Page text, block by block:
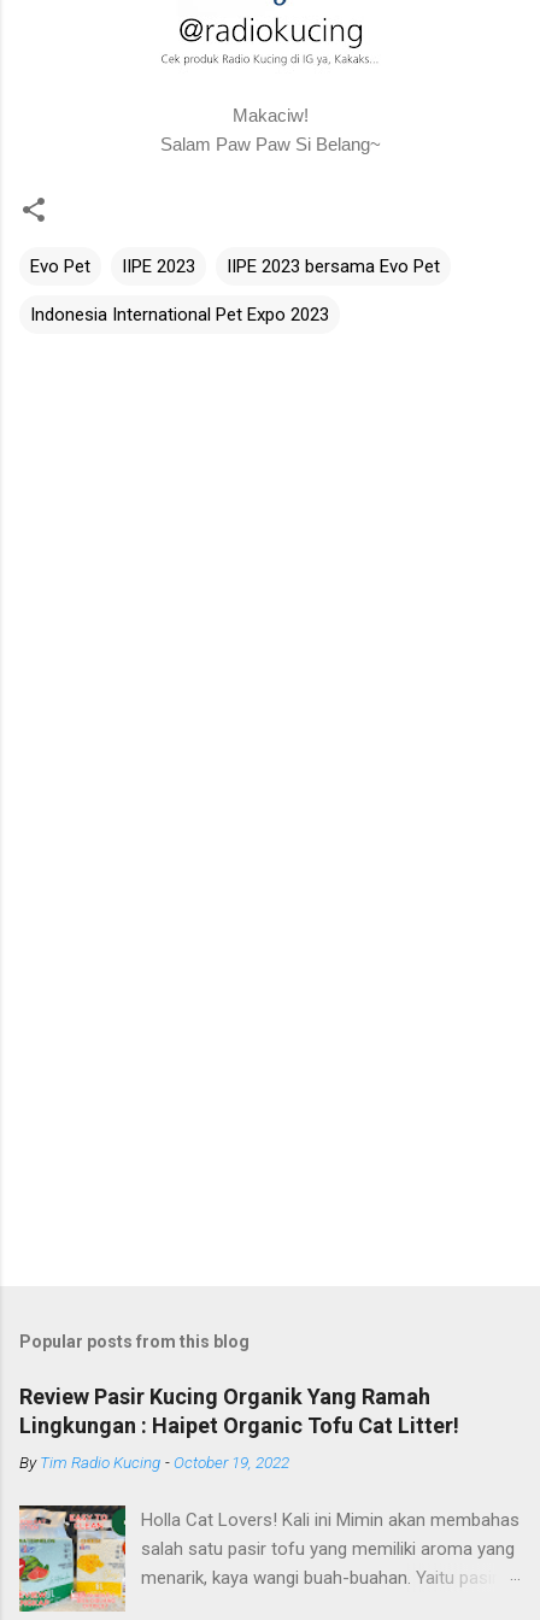
Makaciw!
Salam Paw Paw Si Belang~
Evo Pet IIPE 2023 IIPE 2023 bersama Evo Pet
Indonesia International Pet Expo 2023
Popular posts from this blog
Review Pasir Kucing Organik Yang Ramah
Lingkungan : Haipet Organic Tofu Cat Litter!
ByTim Radio Kucing -October 19, 2022
Holla Cat Lovers! Kali ini Mimin akan membahas
salah satu pasir tofu yang memiliki aroma yang
menarik, kaya wangi buah-buahan. Yaitu pasir